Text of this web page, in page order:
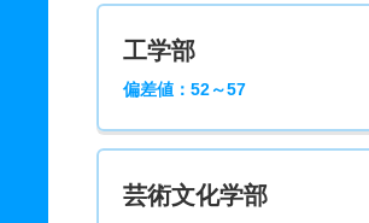
工学部
偏差値：52～57
芸術文化学部